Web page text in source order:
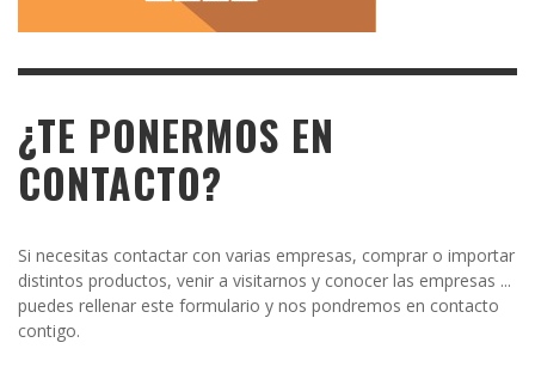
¿TE PONERMOS EN
CONTACTO?
Si necesitas contactar con varias empresas, comprar o importar
distintos productos, venir a visitarnos y conocer las empresas ...
puedes rellenar este formulario y nos pondremos en contacto
contigo.